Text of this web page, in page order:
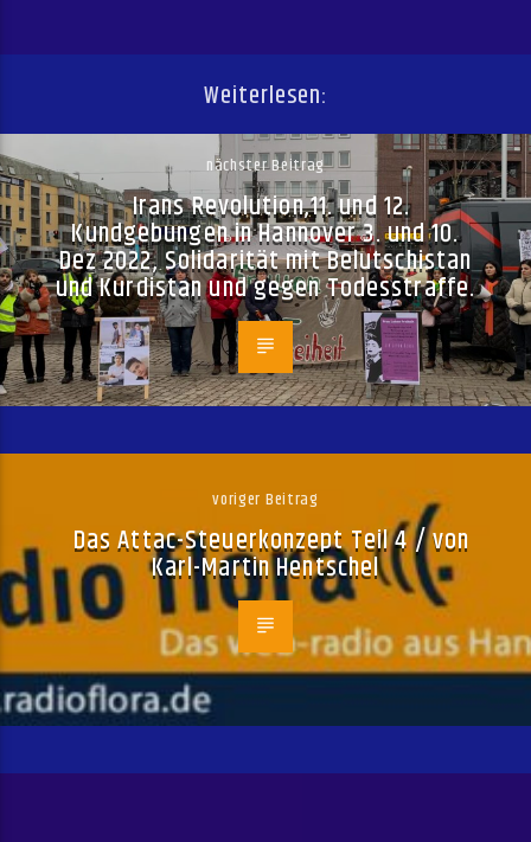
Weiterlesen:
nächster Beitrag
Irans Revolution,11. und 12.
Kundgebungen in Hannover 3. und 10.
Dez 2022, Solidarität mit Belutschistan
und Kurdistan und gegen Todesstraffe.
voriger Beitrag
Das Attac-Steuerkonzept Teil 4 / von
Karl-Martin Hentschel